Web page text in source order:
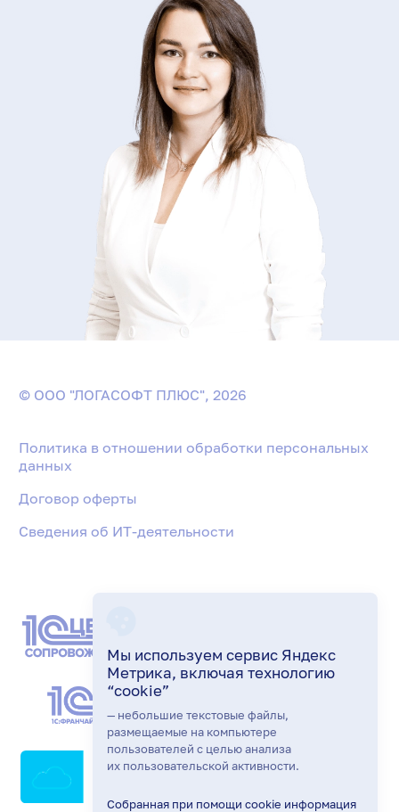
Мы используем сервис Яндекс
Метрика, включая технологию
“cookie”
— небольшие текстовые файлы,
размещаемые на компьютере
пользователей с целью анализа
их пользовательской активности.
Собранная при помощи cookie информация
© ООО "ЛОГАСОФТ ПЛЮС", 2026
Политика в отношении обработки персональных
данных
Договор оферты
Сведения об ИТ-деятельности